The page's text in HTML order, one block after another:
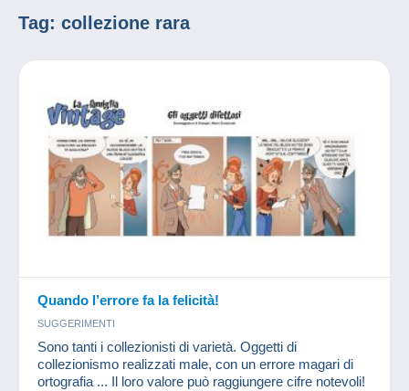
Tag: collezione rara
Quando l’errore fa la felicità!
SUGGERIMENTI
Sono tanti i collezionisti di varietà. Oggetti di
collezionismo realizzati male, con un errore magari di
ortografia ... Il loro valore può raggiungere cifre notevoli!